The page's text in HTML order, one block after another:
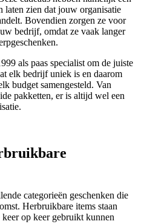
laten zien dat jouw organisatie
Bovendien zorgen ze voor
bedrijf, omdat ze vaak langer
als paas specialist om de juiste
elk bedrijf uniek is en daarom
budget samengesteld. Van
pakketten, er is altijd wel een
categorieën geschenken die
Herbruikbare items staan
op keer gebruikt kunnen